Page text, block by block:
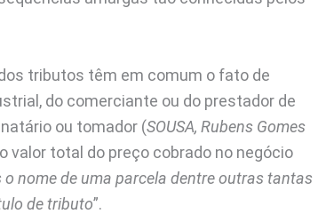
tributos têm em comum o fato de
do comerciante ou do prestador de
ou tomador (SOUSA, Rubens Gomes
valor total do preço cobrado no negócio
o nome de uma parcela dentre outras tantas
de tributo”.